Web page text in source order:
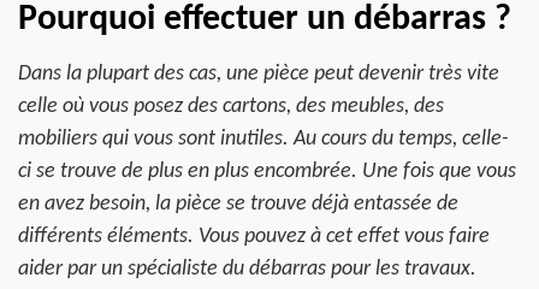
Pourquoi effectuer un débarras ?
Dans la plupart des cas, une pièce peut devenir très vite
celle où vous posez des cartons, des meubles, des
mobiliers qui vous sont inutiles. Au cours du temps, celle-
ci se trouve de plus en plus encombrée. Une fois que vous
en avez besoin, la pièce se trouve déjà entassée de
différents éléments. Vous pouvez à cet effet vous faire
aider par un spécialiste du débarras pour les travaux.